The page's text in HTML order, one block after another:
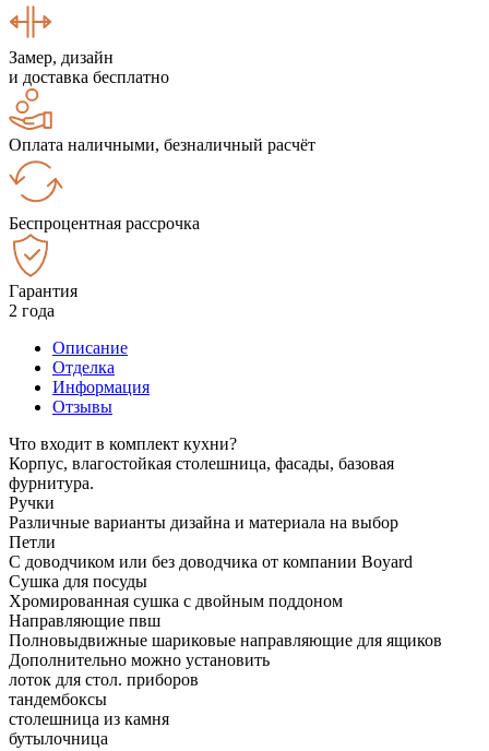
Замер, дизайн
и доставка бесплатно
Оплата наличными, безналичный расчёт
Беспроцентная рассрочка
Гарантия
2 года
Описание
Отделка
Информация
Отзывы
Что входит в комплект кухни?
Корпус, влагостойкая столешница, фасады, базовая
фурнитура.
Ручки
Различные варианты дизайна и материала на выбор
Петли
С доводчиком или без доводчика от компании Boyard
Сушка для посуды
Хромированная сушка с двойным поддоном
Направляющие пвш
Полновыдвижные шариковые направляющие для ящиков
Дополнительно можно установить
лоток для стол. приборов
тандембоксы
столешница из камня
бутылочница